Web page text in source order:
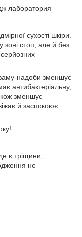
лаборатория
сухості шкіри.
зоні стоп, але й без
надоби зменшує
антибактеріальну,
зменшує
й заспокоює
є тріщини,
не